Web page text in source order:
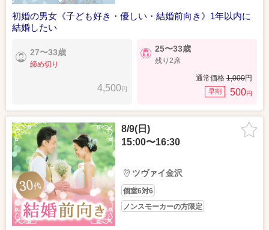
初婚の男女《子ども好き・優しい・結婚前向き》1年以内に
結婚したい
27〜33歳
締め切り
4,500円
25〜33歳
残り2席
通常価格 1,000円
早割 500円
8/9(日)
15:00〜16:30
ツヴァイ金沢
個室6対6
ノンスモーカーの方限定